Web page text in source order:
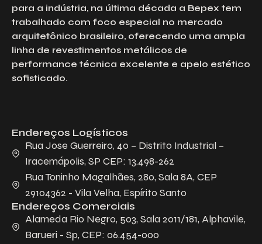
para a indústria, na última década a Bepex tem
trabalhado com foco especial no mercado
arquitetônico brasileiro, oferecendo uma ampla
linha de revestimentos metálicos de
performance técnica excelente e apelo estético
sofisticado.
Endereços Logísticos
Rua Jose Guerreiro, 40 – Distrito Industrial –
Iracemápolis, SP CEP: 13.498-262
Rua Toninho Magalhães, 280, Sala 8A, CEP
29104362 - Vila Velha, Espírito Santo
Endereços Comerciais
Alameda Rio Negro, 503, Sala 2011/181, Alphavile,
Barueri - Sp, CEP: 06.454-000